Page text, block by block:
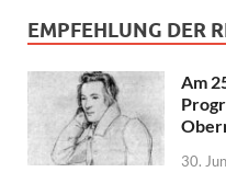
EMPFEHLUNG DER
Am
30.